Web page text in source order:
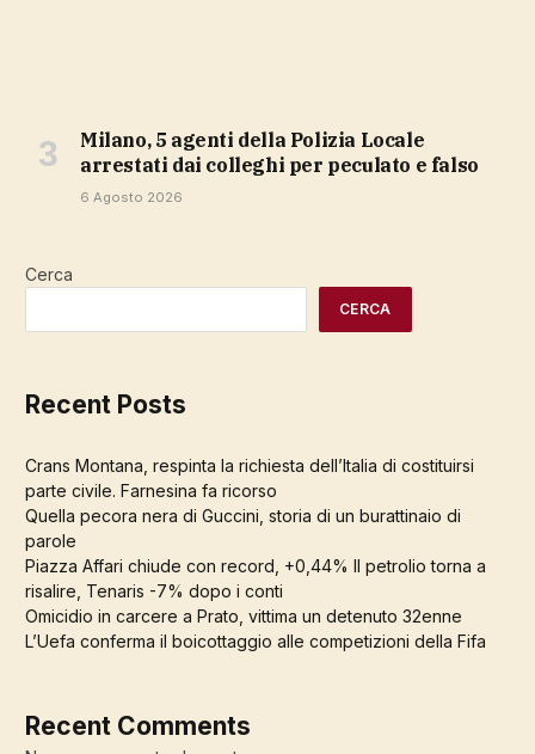
Milano, 5 agenti della Polizia Locale
arrestati dai colleghi per peculato e falso
6 Agosto 2026
Cerca
CERCA
Recent Posts
Crans Montana, respinta la richiesta dell’Italia di costituirsi
parte civile. Farnesina fa ricorso
Quella pecora nera di Guccini, storia di un burattinaio di
parole
Piazza Affari chiude con record, +0,44% Il petrolio torna a
risalire, Tenaris -7% dopo i conti
Omicidio in carcere a Prato, vittima un detenuto 32enne
L’Uefa conferma il boicottaggio alle competizioni della Fifa
Recent Comments